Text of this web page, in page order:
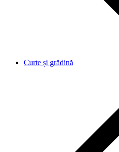
Curte și grădină